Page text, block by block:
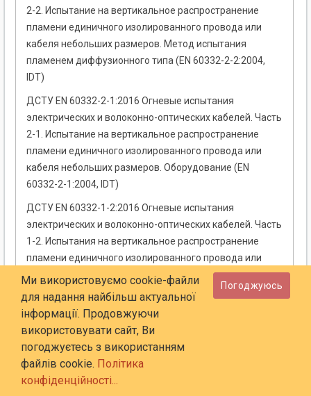
2-2. Испытание на вертикальное распространение
пламени единичного изолированного провода или
кабеля небольших размеров. Метод испытания
пламенем диффузионного типа (EN 60332-2-2:2004,
IDT)
ДСТУ EN 60332-2-1:2016 Огневые испытания
электрических и волоконно-оптических кабелей. Часть
2-1. Испытание на вертикальное распространение
пламени единичного изолированного провода или
кабеля небольших размеров. Оборудование (EN
60332-2-1:2004, IDT)
ДСТУ EN 60332-1-2:2016 Огневые испытания
электрических и волоконно-оптических кабелей. Часть
1-2. Испытания на вертикальное распространение
пламени единичного изолированного провода или
кабеля. Метод испытания пламенем предварительно
смешанного типа мощностью 1 кВт (EN 60332-1-2:2004,
IDT). С изменением № 1
ДСТУ EN 60332-1-1:2016 Огневые испытания
электрических и волоконно-оптических кабелей. Часть
1-1. Испытания на вертикальное распространение
пламени единичного изолированного провода или
Ми використовуємо cookie-файли
для надання найбільш актуальної
інформації. Продовжуючи
використовувати сайт, Ви
погоджуєтесь з використанням
файлів cookie. Політика
конфіденційності...
Погоджуюсь